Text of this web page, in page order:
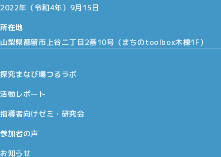
2022年（令和4年）9月15日
所在地
山梨県都留市上谷二丁目2番10号（まちのtoolbox木棟1F）
探究まなび場つるラボ
活動レポート
指導者向けゼミ・研究会
参加者の声
お知らせ